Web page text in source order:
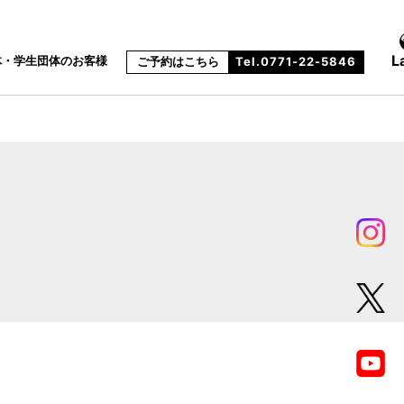
学生団体のお客様 ご予約はこちら Tel.0771-22-5846